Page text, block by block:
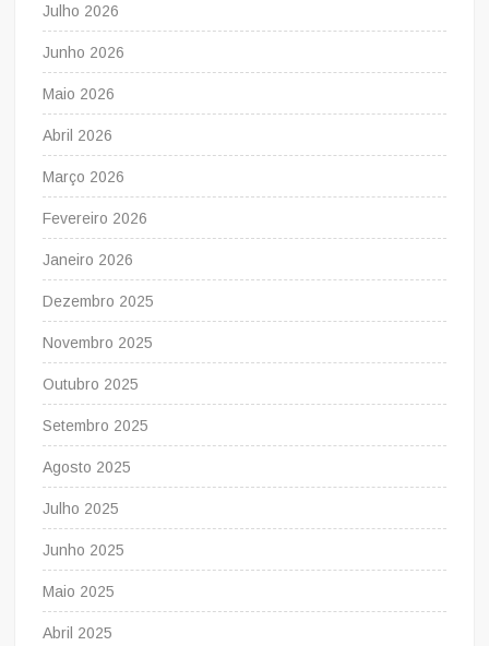
Julho 2026
Junho 2026
Maio 2026
Abril 2026
Março 2026
Fevereiro 2026
Janeiro 2026
Dezembro 2025
Novembro 2025
Outubro 2025
Setembro 2025
Agosto 2025
Julho 2025
Junho 2025
Maio 2025
Abril 2025